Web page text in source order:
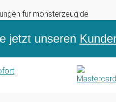
jetzt unseren